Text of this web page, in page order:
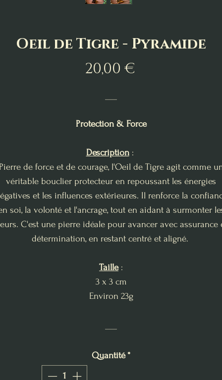
Oeil de Tigre - Pyramide
20,00 €
Protection & Force
Description:
de force et de courage, l'Oeil de Tigre agit comme
véritable bouclier protecteur en repoussant les énergies
et les influences extérieures. Il renforce la
soi, la volonté et l'ancrage, tout en aidant à surmonter
C'est une pierre idéale pour avancer avec assurance
détermination, en restant centré et aligné.
Taille:
3 x 3 cm
Environ 23g
Quantité*